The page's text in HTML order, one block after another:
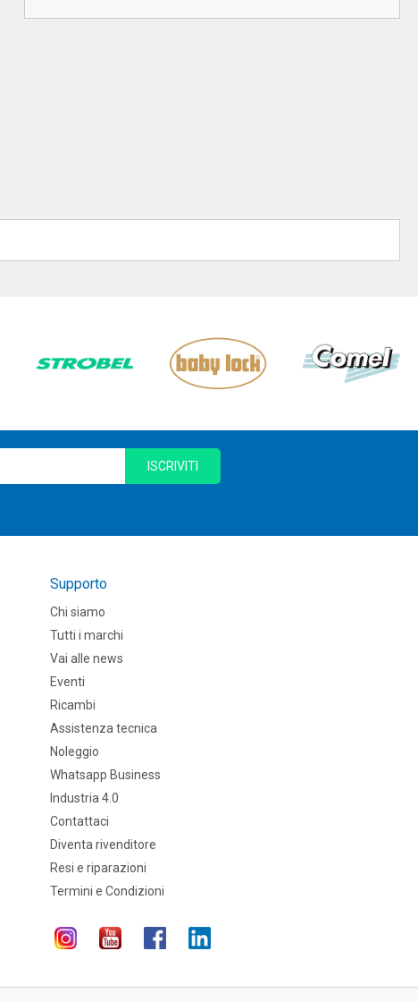
ISCRIVITI
Supporto
Chi siamo
Tutti i marchi
Vai alle news
Eventi
Ricambi
Assistenza tecnica
Noleggio
Whatsapp Business
Industria 4.0
Contattaci
Diventa rivenditore
Resi e riparazioni
Termini e Condizioni